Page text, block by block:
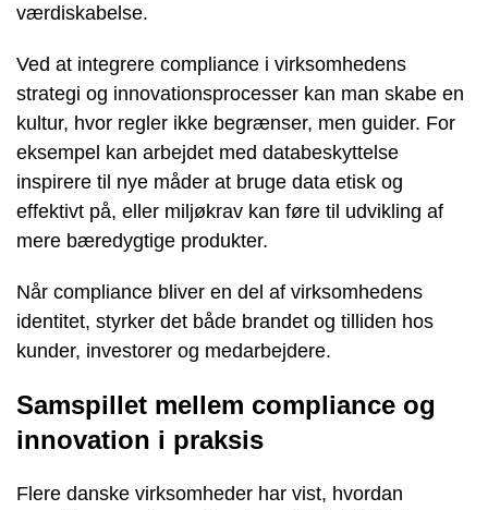
værdiskabelse.
Ved at integrere compliance i virksomhedens
strategi og innovationsprocesser kan man skabe en
kultur, hvor regler ikke begrænser, men guider. For
eksempel kan arbejdet med databeskyttelse
inspirere til nye måder at bruge data etisk og
effektivt på, eller miljøkrav kan føre til udvikling af
mere bæredygtige produkter.
Når compliance bliver en del af virksomhedens
identitet, styrker det både brandet og tilliden hos
kunder, investorer og medarbejdere.
Samspillet mellem compliance og
innovation i praksis
Flere danske virksomheder har vist, hvordan